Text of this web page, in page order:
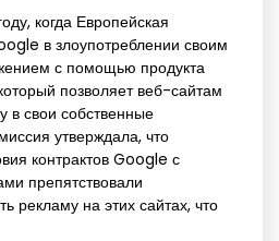
когда Европейская
в злоупотреблении своим
с помощью продукта
позволяет веб-сайтам
в свои собственные
утверждала, что
контрактов Google с
препятствовали
рекламу на этих сайтах, что